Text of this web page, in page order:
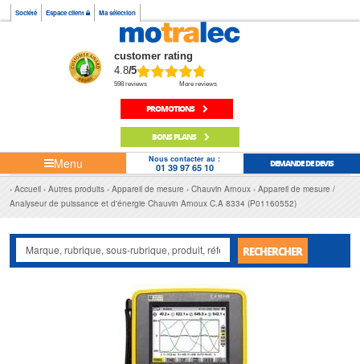
Société Espace client Ma sélection
customer rating
4.8/5
598 reviews More reviews
PROMOTIONS
BONS PLANS
Menu Nous contacter au :
01 39 97 65 10 DEMANDE DE DEVIS
Accueil Autres produits Appareil de mesure Chauvin Arnoux
Appareil de mesure /
Analyseur de puissance et d'énergie Chauvin Arnoux C.A 8334 (P01160552)
RECHERCHER